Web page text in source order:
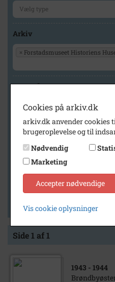
Arkiv
× Forstadsmuseet Historiens
Geografi
Generelt
Vis kun med billeder
Vis kun med filmklip
Vis kun med lydklip
Vis kun med kilder
Vis kun med geo-tag
Side 1 af 1
1943 - 1944
Cookies på arkiv.dk
arkiv.dk anvender cookies
brugeroplevelse og til
Nødvendig
Marketing
Accepter nødvendige
Vis cookie oplysninger